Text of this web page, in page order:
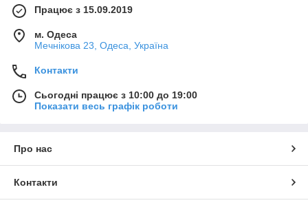
Працює з 15.09.2019
м. Одеса
Мечнікова 23, Одеса, Україна
Контакти
Сьогодні працює з 10:00 до 19:00
Показати весь графік роботи
Про нас
Контакти